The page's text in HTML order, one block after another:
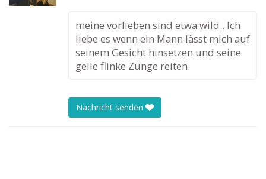
meine vorlieben sind etwa wild.. Ich
liebe es wenn ein Mann lässt mich auf
seinem Gesicht hinsetzen und seine
geile flinke Zunge reiten.
Nachricht senden